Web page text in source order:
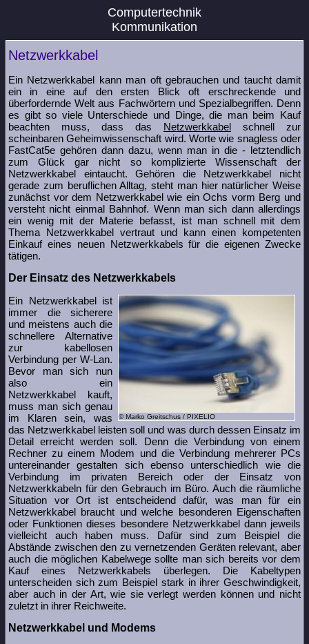
Computertechnik
Kommunikation
Netzwerkkabel
Ein Netzwerkkabel kann man oft gebrauchen und taucht damit
ein in eine auf den ersten Blick oft erschreckende und
überfordernde Welt aus Fachwörtern und Spezialbegriffen. Denn
es gibt so viele Unterschiede und Dinge, die man beim Kauf
beachten muss, dass das Netzwerkkabel schnell zur
scheinbaren Geheimwissenschaft wird. Worte wie snagless oder
FastCat5e gehören dann dazu, wenn man in die - letztendlich
zum Glück gar nicht so komplizierte Wissenschaft der
Netzwerkkabel eintaucht. Gehören die Netzwerkkabel nicht
gerade zum beruflichen Alltag, steht man hier natürlicher Weise
zunächst vor dem Netzwerkkabel wie ein Ochs vorm Berg und
versteht nicht einmal Bahnhof. Wenn man sich dann allerdings
ein wenig mit der Materie befasst, ist man schnell mit dem
Thema Netzwerkkabel vertraut und kann einen kompetenten
Einkauf eines neuen Netzwerkkabels für die eigenen Zwecke
tätigen.
Der Einsatz des Netzwerkkabels
© Marko Greitschus / PIXELIO
Ein Netzwerkkabel ist
immer die sicherere
und meistens auch die
schnellere Alternative
zur kabellosen
Verbindung per W-Lan.
Bevor man sich nun
also ein
Netzwerkkabel kauft,
muss man sich genau
im Klaren sein, was
das Netzwerkkabel leisten soll und was durch dessen Einsatz im
Detail erreicht werden soll. Denn die Verbindung von einem
Rechner zu einem Modem und die Verbindung mehrerer PCs
untereinander gestalten sich ebenso unterschiedlich wie die
Verbindung im privaten Bereich oder der Einsatz von
Netzwerkkabeln für den Gebrauch im Büro. Auch die räumliche
Situation vor Ort ist entscheidend dafür, was man für ein
Netzwerkkabel braucht und welche besonderen Eigenschaften
oder Funktionen dieses besondere Netzwerkkabel dann jeweils
vielleicht auch haben muss. Dafür sind zum Beispiel die
Abstände zwischen den zu vernetzenden Geräten relevant, aber
auch die möglichen Kabelwege sollte man sich bereits vor dem
Kauf eines Netzwerkkabels überlegen. Die Kabeltypen
unterscheiden sich zum Beispiel stark in ihrer Geschwindigkeit,
aber auch in der Art, wie sie verlegt werden können und nicht
zuletzt in ihrer Reichweite.
Netzwerkkabel und Modems